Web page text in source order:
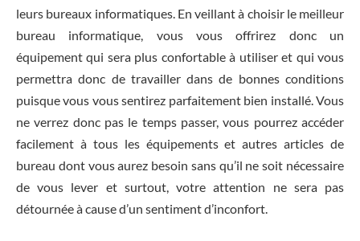
leurs bureaux informatiques. En veillant à choisir le meilleur
bureau informatique, vous vous offrirez donc un
équipement qui sera plus confortable à utiliser et qui vous
permettra donc de travailler dans de bonnes conditions
puisque vous vous sentirez parfaitement bien installé. Vous
ne verrez donc pas le temps passer, vous pourrez accéder
facilement à tous les équipements et autres articles de
bureau dont vous aurez besoin sans qu’il ne soit nécessaire
de vous lever et surtout, votre attention ne sera pas
détournée à cause d’un sentiment d’inconfort.